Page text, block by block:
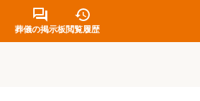
葬儀の掲示板閲覧履歴